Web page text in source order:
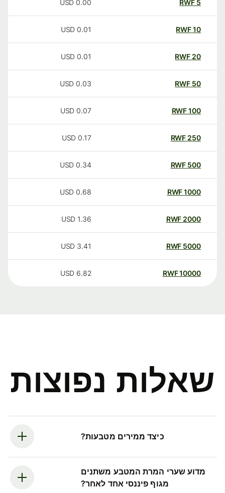
RWF
0.00
USD
RWF
0.01
USD
20
RWF
0.01
USD
50
RWF
0.03
USD
100
RWF
0.07
USD
250
RWF
0.17
USD
500
RWF
0.34
USD
1000
RWF
0.68
USD
2000
RWF
1.36
USD
5000
RWF
3.41
USD
10000
RWF
6.82
USD
שאלות נפוצות
כיצד ממירים מטבעות?
מדוע שערי המרת המטבע משתנים
מגוף פיננסי אחד לאחר?